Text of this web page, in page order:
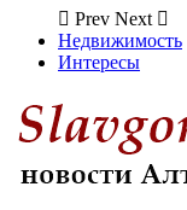
Prev Next
Недвижимость
Интересы